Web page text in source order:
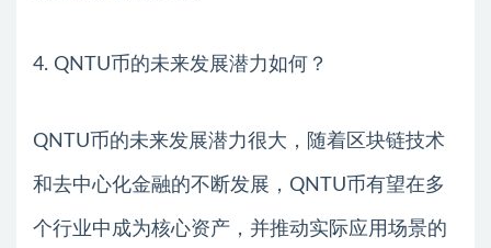
4. QNTU币的未来发展潜力如何？
QNTU币的未来发展潜力很大，随着区块链技术
和去中心化金融的不断发展，QNTU币有望在多
个行业中成为核心资产，并推动实际应用场景的